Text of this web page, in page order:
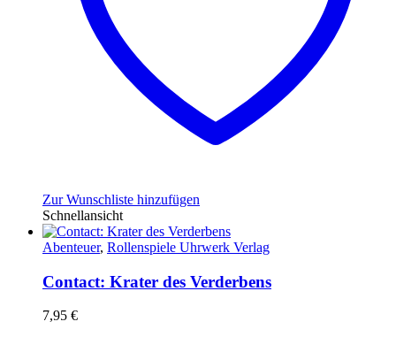
Zur Wunschliste hinzufügen
Schnellansicht
Abenteuer, Rollenspiele Uhrwerk Verlag
Contact: Krater des Verderbens
7,95 €